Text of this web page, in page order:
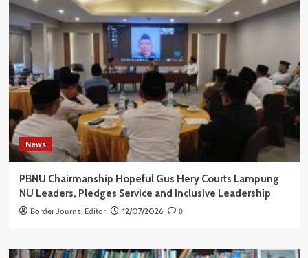
News
PBNU Chairmanship Hopeful Gus Hery Courts Lampung
NU Leaders, Pledges Service and Inclusive Leadership
Border Journal Editor 12/07/2026 0